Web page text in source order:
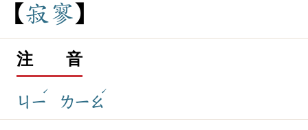
寂 寥
注 音
ㄐㄧ
ˊ
ㄌㄧㄠ
ˊ